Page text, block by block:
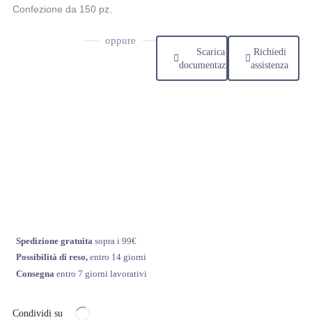
Confezione da 150 pz.
oppure
Scarica
documentazione
Richiedi
assistenza
Spedizione gratuita sopra i 99€
Possibilità di reso, entro 14 giorni
Consegna entro 7 giorni lavorativi
Condividi su